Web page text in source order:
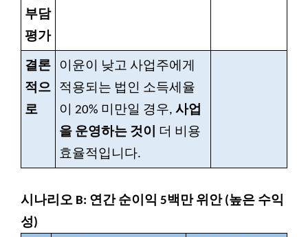
부담
평가
결론
적으
로
이윤이 낮고 사업주에게
적용되는 법인 소득세율
이 20% 미만일 경우, 사업
을 운영하는 것이
더 비용
효율적입니다.
시나리오 B: 연간 순이익 5백만 위안 (높은 수익
성)